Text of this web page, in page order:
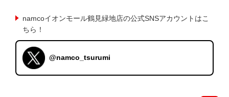
namcoイオンモール鶴見緑地店の公式SNSアカウントはこ
ちら！
@namco_tsurumi